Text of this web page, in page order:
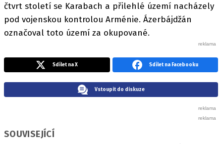
čtvrt století se Karabach a přilehlé území nacházely
pod vojenskou kontrolou Arménie. Ázerbájdžán
označoval toto území za okupované.
Sdílet na X Sdílet na Facebooku
Vstoupit do diskuze
SOUVISEJÍCÍ